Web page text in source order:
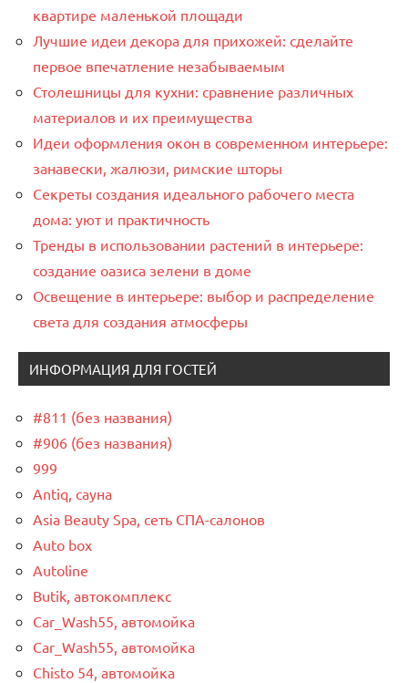
квартире маленькой площади
Лучшие идеи декора для прихожей: сделайте
первое впечатление незабываемым
Столешницы для кухни: сравнение различных
материалов и их преимущества
Идеи оформления окон в современном интерьере:
занавески, жалюзи, римские шторы
Секреты создания идеального рабочего места
дома: уют и практичность
Тренды в использовании растений в интерьере:
создание оазиса зелени в доме
Освещение в интерьере: выбор и распределение
света для создания атмосферы
ИНФОРМАЦИЯ ДЛЯ ГОСТЕЙ
#811 (без названия)
#906 (без названия)
999
Antiq, сауна
Asia Beauty Spa, сеть СПА-салонов
Auto box
Autoline
Butik, автокомплекс
Car_Wash55, автомойка
Car_Wash55, автомойка
Chisto 54, автомойка